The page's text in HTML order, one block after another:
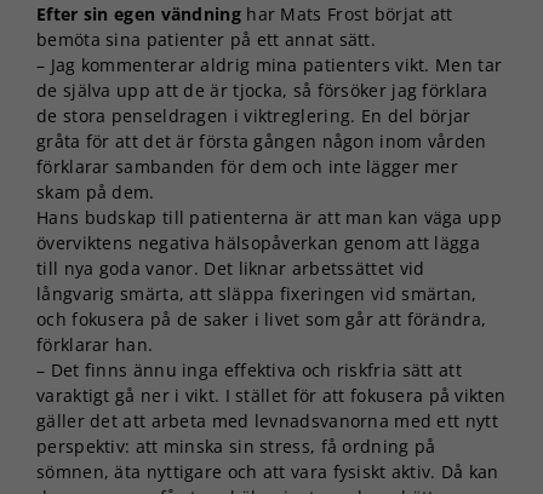
Efter sin egen vändninghar Mats Frost börjat att
bemöta sina patienter på ett annat sätt.
– Jag kommenterar aldrig mina patienters vikt. Men tar
de själva upp att de är tjocka, så försöker jag förklara
de stora penseldragen i viktreglering. En del börjar
gråta för att det är första gången någon inom vården
förklarar sambanden för dem och inte lägger mer
skam på dem.
Hans budskap till patienterna är att man kan väga upp
överviktens negativa hälsopåverkan genom att lägga
till nya goda vanor. Det liknar arbetssättet vid
långvarig smärta, att släppa fixeringen vid smärtan,
och fokusera på de saker i livet som går att förändra,
förklarar han.
– Det finns ännu inga effektiva och riskfria sätt att
varaktigt gå ner i vikt. I stället för att fokusera på vikten
gäller det att arbeta med levnadsvanorna med ett nytt
perspektiv: att minska sin stress, få ordning på
sömnen, äta nyttigare och att vara fysiskt aktiv. Då kan